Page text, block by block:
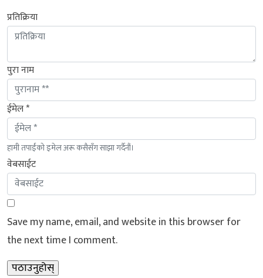
प्रतिक्रिया
पुरा नाम
ईमेल *
हामी तपाईंको इमेल अरू कसैसँग साझा गर्दैनौं।
वेबसाईट
Save my name, email, and website in this browser for
the next time I comment.